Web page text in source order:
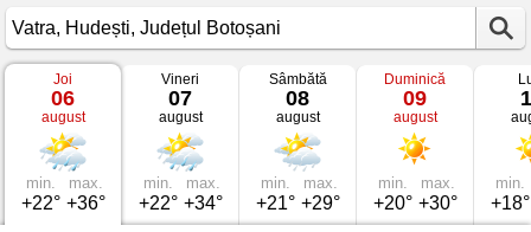
Vremea
Vatra
Hudești,
Județul
Botoșani
Joi
06
august
min.
+22°
max.
+36°
Vineri
07
august
min.
+22°
max.
+34°
Sâmbătă
08
august
min.
+21°
max.
+29°
Duminică
09
august
min.
+20°
max.
+30°
min.
+18°